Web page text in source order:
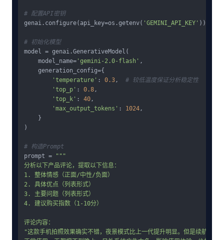
# 配置API密钥
genai.configure(api_key=os.getenv( 'GEMINI_API_KEY' ))
# 初始化模型
model = genai.GenerativeModel(
    model_name=
'gemini-2.0-flash' ,
    generation_config={
'temperature' : 0.3 , # 较低温度保证分析稳定性
'top_p' : 0.8 ,
'top_k' : 40 ,
'max_output_tokens' : 1024 ,
    }
)
# 构造Prompt
prompt =
"""
分析以下产品评论，提取以下信息：
1. 整体情感（正面/中性/负面）
2. 具体优点（列表形式）
3. 主要问题（列表形式）
4. 建议购买指数（1-10分）
评论内容：
"这款手机拍照效果确实不错，夜景模式比上一代提升明显。但是续航真的